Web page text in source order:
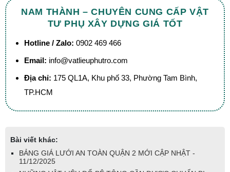
NAM THÀNH – CHUYÊN CUNG CẤP VẬT
TƯ PHỤ XÂY DỰNG GIÁ TỐT
Hotline / Zalo: 0902 469 466
Email: info@vatlieuphutro.com
Địa chỉ: 175 QL1A, Khu phố 33, Phường Tam Bình,
TP.HCM
Bài viết khác:
BẢNG GIÁ LƯỚI AN TOÀN QUẬN 2 MỚI CẬP NHẬT -
11/12/2025